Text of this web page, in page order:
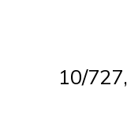
10/